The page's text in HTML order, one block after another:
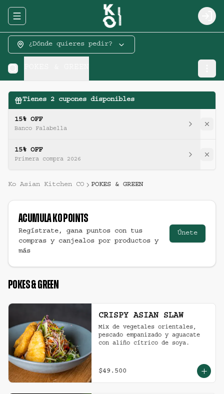
Abrir menu de navegación
¿Dónde quieres pedir?
Tienes 2 cupones disponibles
15% OFF
Banco Falabella
15% OFF
Primera compra 2026
Ko Asian Kitchen CO POKES & GREEN
Acumula Ko Points
Regístrate, gana puntos con tus
compras y canjealos por productos y
más
Únete
POKES & GREEN
CRISPY ASIAN SLAW
Mix de vegetales orientales,
pescado empanizado y aguacate
con aliño cítrico de soya.
$49.500